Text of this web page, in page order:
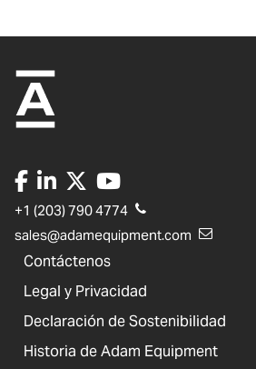
+1 (203) 790 4774
sales@adamequipment.com
Contáctenos
Legal y Privacidad
Declaración de Sostenibilidad
Historia de Adam Equipment